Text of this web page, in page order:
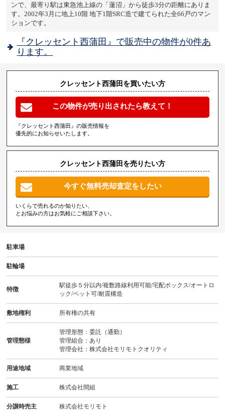
ンで、最寄り駅は東急池上線の「蓮沼」から徒歩3分の距離にありま
す。2002年3月に地上10階 地下1階SRC造で建てられた全66戸のマン
ションです。
『クレッセント西蒲田』で販売中の物件が0件あ
ります。
クレッセント西蒲田を買いたい方
この物件が売り出されたら教えて！
『クレッセント西蒲田』の販売情報を
優先的にお知らせいたします。
クレッセント西蒲田を売りたい方
今すぐ無料売却査定をしたい
いくらで売れるのか知りたい、
とお悩みの方はお気軽にご相談下さい。
駐車場
駐輪場
特徴
駅徒歩５分以内/複数路線利用可能/宅配ボックス/オートロ
ック/ペット可/耐震構造
敷地権利 所有権の共有
管理態様
管理形態：委託（通勤）
管理組合：あり
管理会社：株式会社モリモトクオリティ
用途地域 商業地域
施工 株式会社間組
分譲時売主 株式会社モリモト